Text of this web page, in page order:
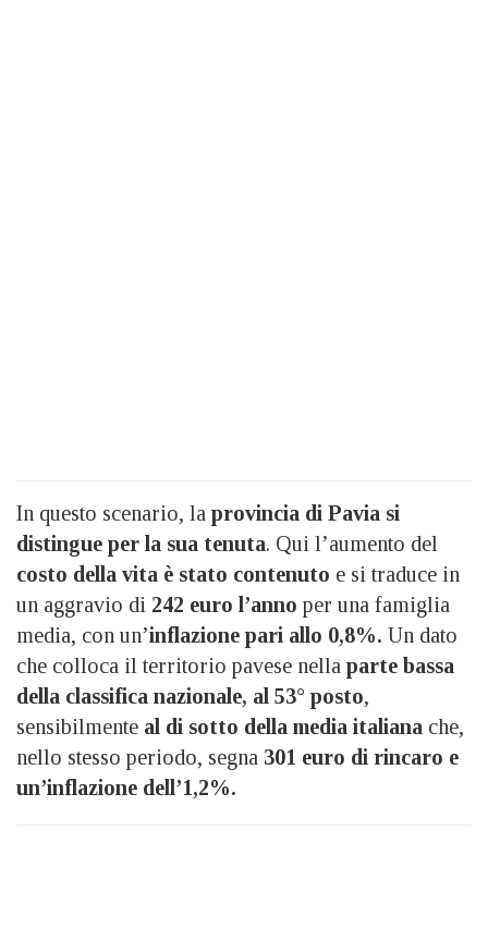
In questo scenario, la provincia di Pavia si
distingue per la sua tenuta. Qui l’aumento del
costo della vita è stato contenuto e si traduce in
un aggravio di 242 euro l’anno per una famiglia
media, con un’inflazione pari allo 0,8%. Un dato
che colloca il territorio pavese nella parte bassa
della classifica nazionale, al 53° posto,
sensibilmente al di sotto della media italiana che,
nello stesso periodo, segna 301 euro di rincaro e
un’inflazione dell’1,2%.